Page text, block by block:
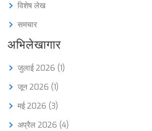
विशेष लेख
समचार
अभिलेखागार
जुलाई 2026 (1)
जून 2026 (1)
मई 2026 (3)
अप्रैल 2026 (4)